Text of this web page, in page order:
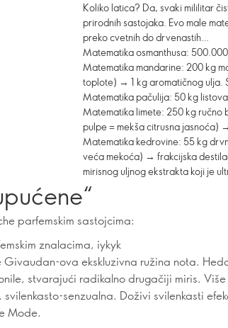
Koliko latica? Da, svaki mililitar
prirodnih sastojaka. Evo male
preko cvetnih do drvenastih…
Matematika osmanthusa:
Matematika mandarine: 200 kg
toplote) → 1 kg aromatičnog ulja.
Matematika pačulija: 50 kg
Matematika limete: 250 kg
pulpe = mekša citrusna jasnoća)
Matematika kedrovine: 55 kg
veća mekoća) → frakcijska
mirisnog uljnog ekstrakta koji je
parfemskim sastojcima:
znalacima, iykyk
ova ekskluzivna ružina nota.
stvarajući radikalno drugačiji miris.
senzualna. Doživi svilenkasti
Mode.